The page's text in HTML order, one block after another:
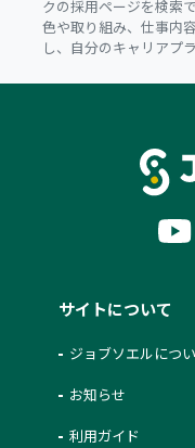
クの採用ページを検索
色や取り組み、仕事内
し、自分のキャリアプ
サイトについて
ジョブソエルにつ
お知らせ
利用ガイド